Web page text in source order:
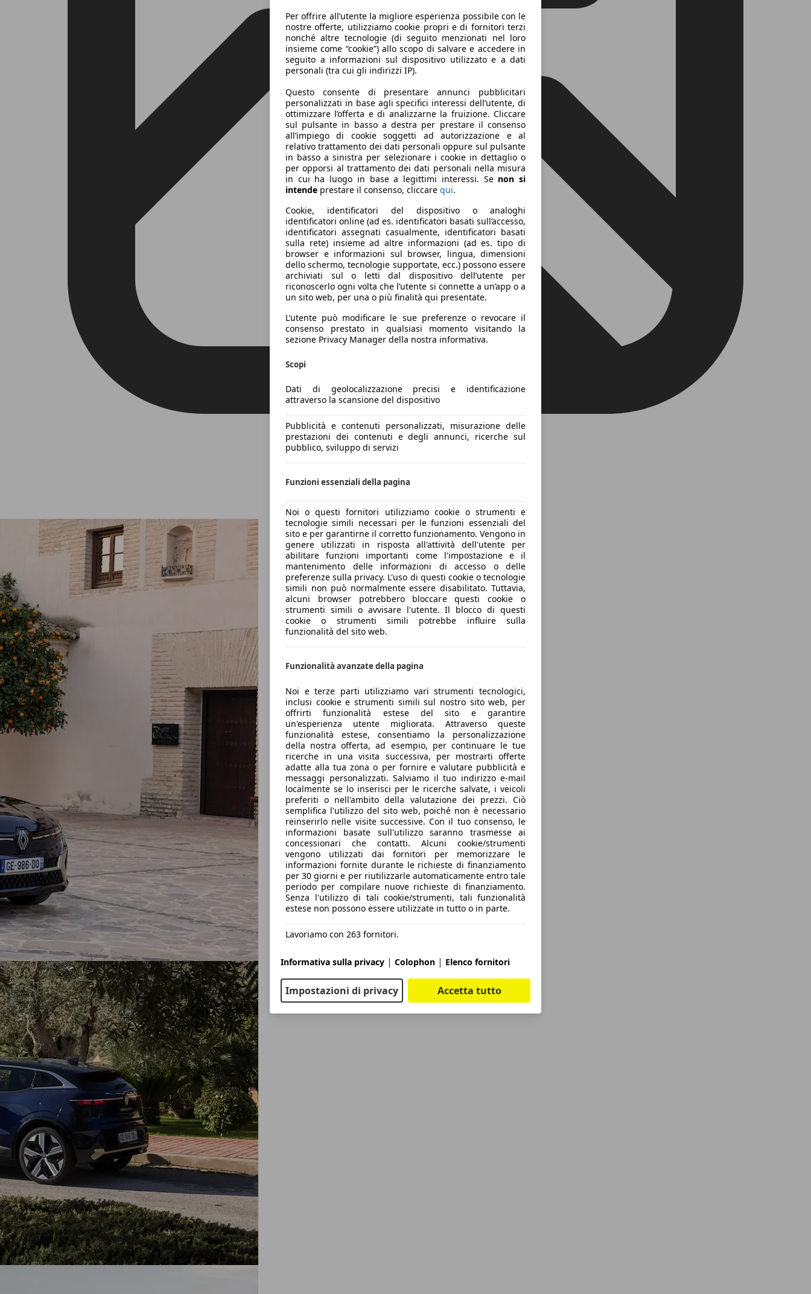
Per offrire all’utente la migliore esperienza possibile con le
nostre offerte, utilizziamo cookie propri e di fornitori terzi
nonché altre tecnologie (di seguito menzionati nel loro
insieme come “cookie”) allo scopo di salvare e accedere in
seguito a informazioni sul dispositivo utilizzato e a dati
personali (tra cui gli indirizzi IP).
Questo consente di presentare annunci pubblicitari
personalizzati in base agli specifici interessi dell’utente, di
ottimizzare l’offerta e di analizzarne la fruizione. Cliccare
sul pulsante in basso a destra per prestare il consenso
all’impiego di cookie soggetti ad autorizzazione e al
relativo trattamento dei dati personali oppure sul pulsante
in basso a sinistra per selezionare i cookie in dettaglio o
per opporsi al trattamento dei dati personali nella misura
in cui ha luogo in base a legittimi interessi. Se non si
intende prestare il consenso, cliccare qui.
Cookie, identificatori del dispositivo o analoghi
identificatori online (ad es. identificatori basati sull’accesso,
identificatori assegnati casualmente, identificatori basati
sulla rete) insieme ad altre informazioni (ad es. tipo di
browser e informazioni sul browser, lingua, dimensioni
dello schermo, tecnologie supportate, ecc.) possono essere
archiviati sul o letti dal dispositivo dell’utente per
riconoscerlo ogni volta che l’utente si connette a un’app o a
un sito web, per una o più finalità qui presentate.
L’utente può modificare le sue preferenze o revocare il
consenso prestato in qualsiasi momento visitando la
sezione Privacy Manager della nostra informativa.
Scopi
Dati di geolocalizzazione precisi e identificazione
attraverso la scansione del dispositivo
Pubblicità e contenuti personalizzati, misurazione delle
prestazioni dei contenuti e degli annunci, ricerche sul
pubblico, sviluppo di servizi
Funzioni essenziali della pagina
Noi o questi fornitori utilizziamo cookie o strumenti e
tecnologie simili necessari per le funzioni essenziali del
sito e per garantirne il corretto funzionamento. Vengono in
genere utilizzati in risposta all'attività dell'utente per
abilitare funzioni importanti come l'impostazione e il
mantenimento delle informazioni di accesso o delle
preferenze sulla privacy. L'uso di questi cookie o tecnologie
simili non può normalmente essere disabilitato. Tuttavia,
alcuni browser potrebbero bloccare questi cookie o
strumenti simili o avvisare l'utente. Il blocco di questi
cookie o strumenti simili potrebbe influire sulla
funzionalità del sito web.
Funzionalità avanzate della pagina
Noi e terze parti utilizziamo vari strumenti tecnologici,
inclusi cookie e strumenti simili sul nostro sito web, per
offrirti funzionalità estese del sito e garantire
un'esperienza utente migliorata. Attraverso queste
funzionalità estese, consentiamo la personalizzazione
della nostra offerta, ad esempio, per continuare le tue
ricerche in una visita successiva, per mostrarti offerte
adatte alla tua zona o per fornire e valutare pubblicità e
messaggi personalizzati. Salviamo il tuo indirizzo e-mail
localmente se lo inserisci per le ricerche salvate, i veicoli
preferiti o nell'ambito della valutazione dei prezzi. Ciò
semplifica l'utilizzo del sito web, poiché non è necessario
reinserirlo nelle visite successive. Con il tuo consenso, le
informazioni basate sull'utilizzo saranno trasmesse ai
concessionari che contatti. Alcuni cookie/strumenti
vengono utilizzati dai fornitori per memorizzare le
informazioni fornite durante le richieste di finanziamento
per 30 giorni e per riutilizzarle automaticamente entro tale
periodo per compilare nuove richieste di finanziamento.
Senza l'utilizzo di tali cookie/strumenti, tali funzionalità
estese non possono essere utilizzate in tutto o in parte.
Lavoriamo con 263 fornitori.
Informativa sulla privacy | Colophon | Elenco fornitori
Impostazioni di privacy Accetta tutto